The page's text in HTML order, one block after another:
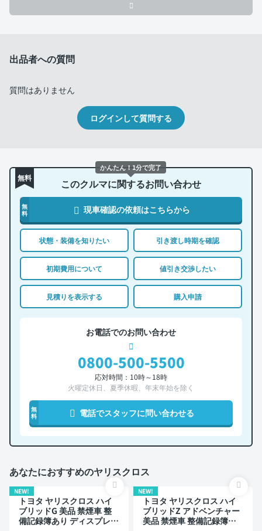
出品者への質問
質問はありません
ログインして質問する
無料 このクルマに関するお問い合わせ
無
料
現車確認の依頼はこちらから
状態・装備を知りたい 引き渡し時期を確認
初期費用について 値引き交渉したい
見積りを表示する 購入申請
お電話でのお問い合わせ
0800-500-5500
応対時間：10時～18時
火曜定休日、夏季休暇、年末年始を除く
無
料
電話でスタッフに問い合わせる
あなたにおすすめのヤリスクロス
NEW!
トヨタ ヤリスクロス ハイ
ブリッドG 美品 禁煙車 整
備記録簿あり ディスプレイ
NEW!
トヨタ ヤリスクロス ハイ
ブリッドZ アドベンチャー
美品 禁煙車 整備記録簿あ
かんたん！1分で完了